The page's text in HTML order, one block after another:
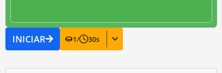
INICIAR 1/ 30s